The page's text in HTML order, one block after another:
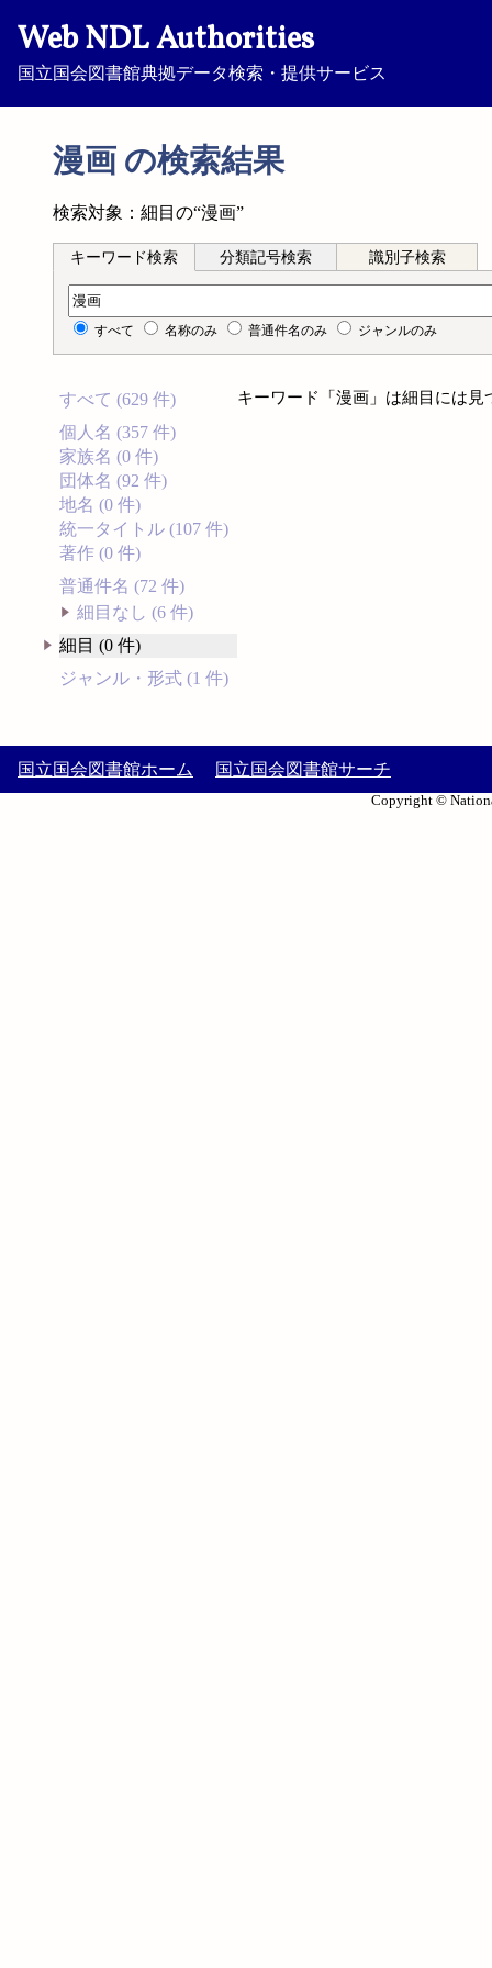
Web NDL Authorities
国立国会図書館典拠データ検索・提供サービス
漫画 の検索結果
検索対象：細目の“漫画”
キーワード検索 分類記号検索 識別子検索
キーワード検索
すべて 名称のみ 普通件名のみ ジャンルのみ
すべて (629 件)
個人名 (357 件)
家族名 (0 件)
団体名 (92 件)
地名 (0 件)
統一タイトル (107 件)
著作 (0 件)
普通件名 (72 件)
細目なし (6 件)
細目 (0 件)
ジャンル・形式 (1 件)
キーワード「漫画」は細目には見
国立国会図書館ホーム 国立国会図書館サーチ
Copyright ©